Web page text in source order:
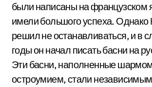
были написаны на французском
имели большого успеха.
решил не останавливаться, и в
годы он начал писать басни на
Эти басни, наполненные
остроумием, стали